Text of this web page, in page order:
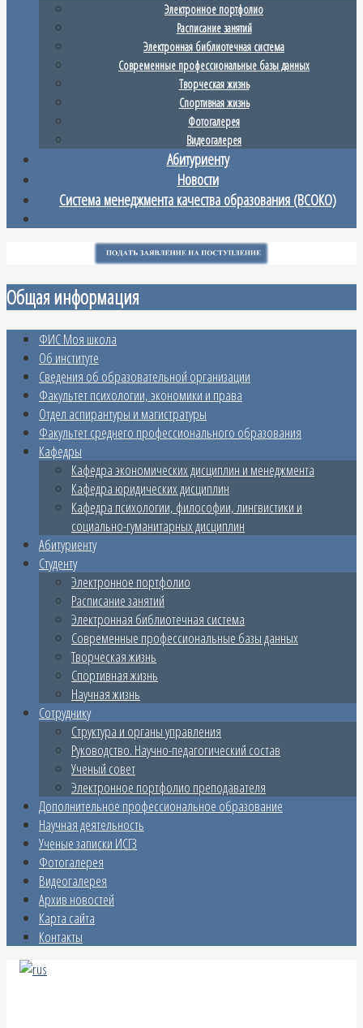
Электронное портфолио
Расписание занятий
Электронная библиотечная система
Современные профессиональные базы данных
Творческая жизнь
Спортивная жизнь
Фотогалерея
Видеогалерея
Абитуриенту
Новости
Система менеджмента качества образования (ВСОКО)
Общая информация
ФИС Моя школа
Об институте
Сведения об образовательной организации
Факультет психологии, экономики и права
Отдел аспирантуры и магистратуры
Факультет среднего профессионального образования
Кафедры
Кафедра экономических дисциплин и менеджмента
Кафедра юридических дисциплин
Кафедра психологии, философии, лингвистики и
социально-гуманитарных дисциплин
Абитуриенту
Студенту
Электронное портфолио
Расписание занятий
Электронная библиотечная система
Современные профессиональные базы данных
Творческая жизнь
Спортивная жизнь
Научная жизнь
Сотруднику
Структура и органы управления
Руководство. Научно-педагогический состав
Ученый совет
Электронное портфолио преподавателя
Дополнительное профессиональное образование
Научная деятельность
Ученые записки ИСГЗ
Фотогалерея
Видеогалерея
Архив новостей
Карта сайта
Контакты